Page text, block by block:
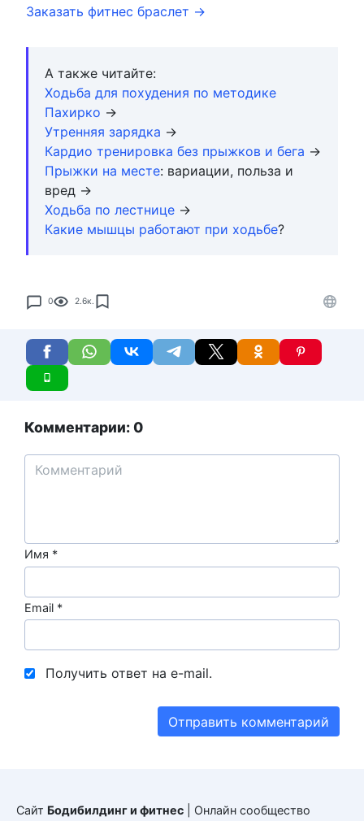
Заказать фитнес браслет →
А также читайте:
Ходьба для похудения по методике
Пахирко →
Утренняя зарядка →
Кардио тренировка без прыжков и бега →
Прыжки на месте: вариации, польза и
вред →
Ходьба по лестнице →
Какие мышцы работают при ходьбе?
0 2.6к.
Комментарии: 0
Имя *
Email *
Получить ответ на e-mail.
Сайт Бодибилдинг и фитнес | Онлайн сообщество